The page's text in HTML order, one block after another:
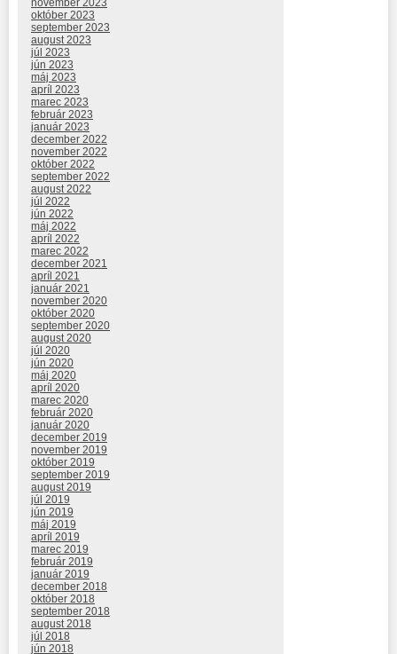
november 2023
október 2023
september 2023
august 2023
júl 2023
jún 2023
máj 2023
apríl 2023
marec 2023
február 2023
január 2023
december 2022
november 2022
október 2022
september 2022
august 2022
júl 2022
jún 2022
máj 2022
apríl 2022
marec 2022
december 2021
apríl 2021
január 2021
november 2020
október 2020
september 2020
august 2020
júl 2020
jún 2020
máj 2020
apríl 2020
marec 2020
február 2020
január 2020
december 2019
november 2019
október 2019
september 2019
august 2019
júl 2019
jún 2019
máj 2019
apríl 2019
marec 2019
február 2019
január 2019
december 2018
október 2018
september 2018
august 2018
júl 2018
jún 2018